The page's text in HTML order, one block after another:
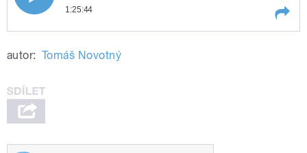
2018
1:25:44
6.
autor: Tomáš Novotný